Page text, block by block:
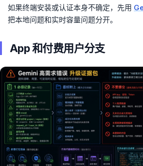
如果终端安装或认证本身不确定，先用
把本地问题和实时容量问题分开。
App 和付费用户分支